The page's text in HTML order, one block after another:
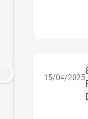
15/04/2025